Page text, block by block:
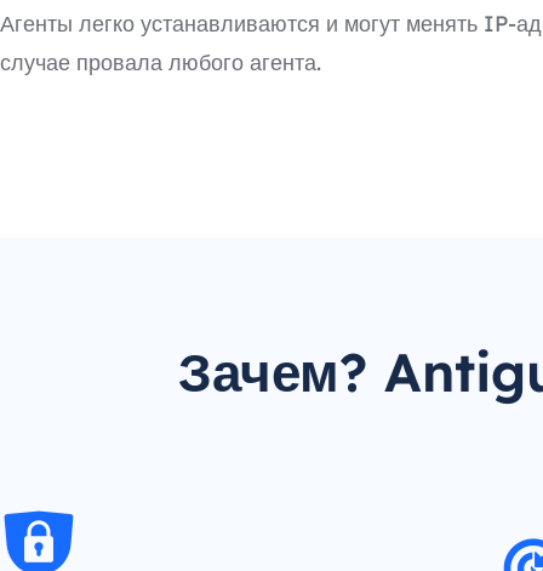
Агенты легко устанавливаются и могут менять IP-
случае провала любого агента.
Зачем?